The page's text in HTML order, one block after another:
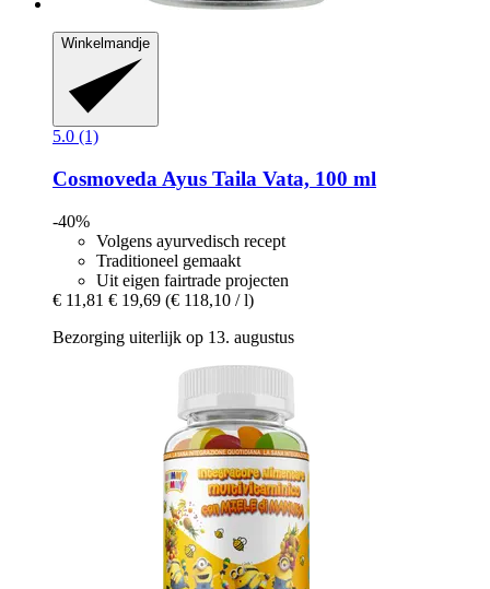
Winkelmandje
5.0 (1)
Cosmoveda Ayus Taila Vata, 100 ml
-40%
Volgens ayurvedisch recept
Traditioneel gemaakt
Uit eigen fairtrade projecten
€ 11,81 € 19,69 (€ 118,10 / l)
Bezorging uiterlijk op 13. augustus